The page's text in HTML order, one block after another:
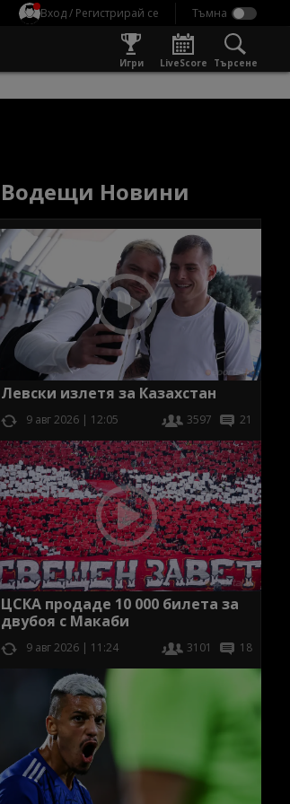
Вход / Регистрирай се
Игри LiveScore Търсене
Водещи Новини
Левски излетя за Казахстан
9 авг 2026 | 12:05 3597 21
ЦСКА продаде 10 000 билета за
двубоя с Макаби
9 авг 2026 | 11:24 3101 18